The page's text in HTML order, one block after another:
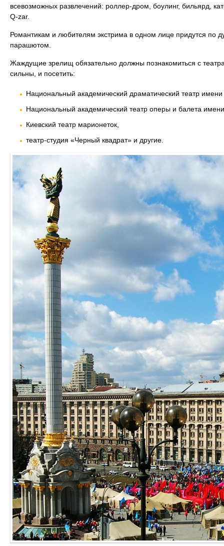
всевозможных развлечений: роллер-дром, боулинг, бильярд,
Q-zar.
Романтикам и любителям экстрима в одном лице придутся по
парашютом.
Жаждущие зрелищ обязательно должны познакомиться с
сильны, и посетить:
Национальный академический драматический театр
Национальный академический театр оперы и балета
Киевский театр марионеток,
театр-студия «Черный квадрат» и другие.